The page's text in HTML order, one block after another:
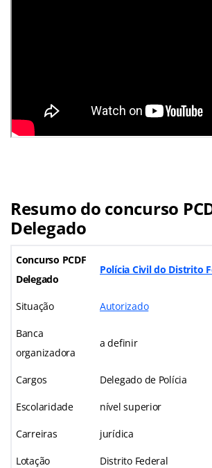
Resumo do concurso
Delegado
Concurso PCDF
Delegado
Polícia Civil do Distrito
Situação Autorizado
Banca
organizadora
a definir
Cargos Delegado de Polícia
Escolaridade nível superior
Carreiras jurídica
Lotação Distrito Federal